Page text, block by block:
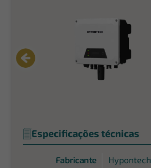
Especificações técnicas
Fabricante
Hypontech